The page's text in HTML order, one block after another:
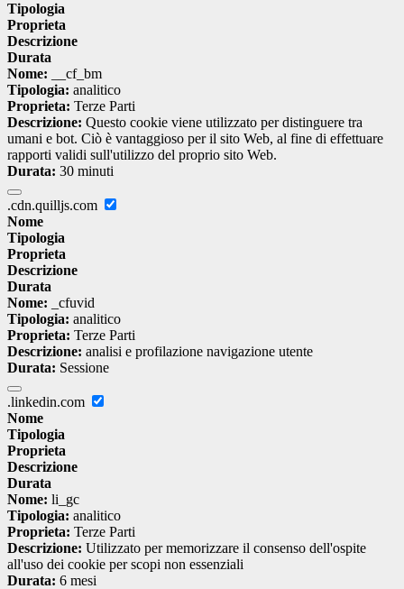
Tipologia
Proprieta
Descrizione
Durata
Nome: __cf_bm
Tipologia: analitico
Proprieta: Terze Parti
Descrizione: Questo cookie viene utilizzato per distinguere tra
umani e bot. Ciò è vantaggioso per il sito Web, al fine di effettuare
rapporti validi sull'utilizzo del proprio sito Web.
Durata: 30 minuti
.cdn.quilljs.com
Nome
Tipologia
Proprieta
Descrizione
Durata
Nome: _cfuvid
Tipologia: analitico
Proprieta: Terze Parti
Descrizione: analisi e profilazione navigazione utente
Durata: Sessione
.linkedin.com
Nome
Tipologia
Proprieta
Descrizione
Durata
Nome: li_gc
Tipologia: analitico
Proprieta: Terze Parti
Descrizione: Utilizzato per memorizzare il consenso dell'ospite
all'uso dei cookie per scopi non essenziali
Durata: 6 mesi